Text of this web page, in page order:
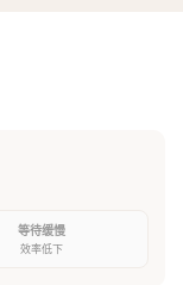
等待缓慢
效率低下